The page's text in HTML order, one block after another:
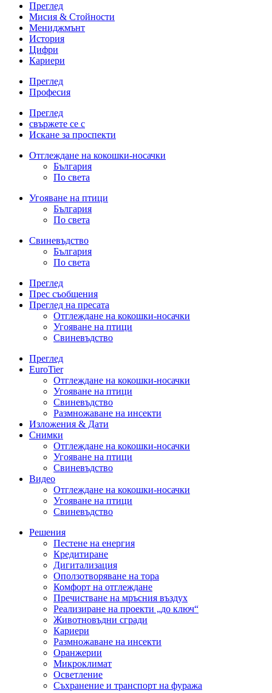
Преглед
Мисия & Стойности
Мениджмънт
История
Цифри
Кариери
Преглед
Професия
Преглед
свържете се с
Искане за проспекти
Отглеждане на кокошки-носачки
България
По света
Угояване на птици
България
По света
Свиневъдство
България
По света
Преглед
Прес съобщения
Преглед на пресата
Отглеждане на кокошки-носачки
Угояване на птици
Свиневъдство
Преглед
EuroTier
Отглеждане на кокошки-носачки
Угояване на птици
Свиневъдство
Размножаване на инсекти
Изложения & Дати
Снимки
Отглеждане на кокошки-носачки
Угояване на птици
Свиневъдство
Видео
Отглеждане на кокошки-носачки
Угояване на птици
Свиневъдство
Решения
Пестене на енергия
Кредитиране
Дигитализация
Оползотворяване на тора
Комфорт на отглеждане
Пречистване на мръсния въздух
Реализиране на проекти „до ключ“
Животновъдни сгради
Кариери
Размножаване на инсекти
Оранжерии
Микроклимат
Осветление
Съхранение и транспорт на фуража